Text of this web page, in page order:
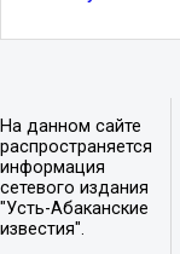
На данном сайте
распространяется
информация
сетевого издания
"Усть-Абаканские
известия".